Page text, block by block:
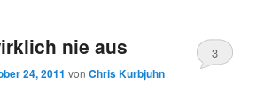
nie aus
24, 2011 vonChris Kurbjuhn
3